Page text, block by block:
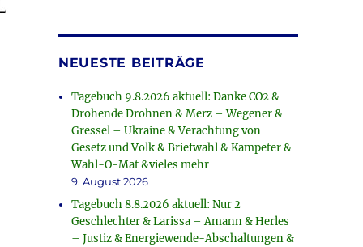
NEUESTE BEITRÄGE
Tagebuch 9.8.2026 aktuell: Danke CO2 &
Drohende Drohnen & Merz – Wegener &
Gressel – Ukraine & Verachtung von
Gesetz und Volk & Briefwahl & Kampeter &
Wahl-O-Mat &vieles mehr
9. August 2026
Tagebuch 8.8.2026 aktuell: Nur 2
Geschlechter & Larissa – Amann & Herles
– Justiz & Energiewende-Abschaltungen &